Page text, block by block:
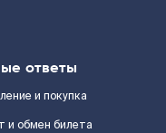
ответы
и покупка
и обмен билета